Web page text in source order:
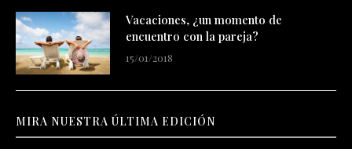
Vacaciones, ¿un momento de
encuentro con la pareja?
15/01/2018
MIRA NUESTRA ÚLTIMA EDICIÓN